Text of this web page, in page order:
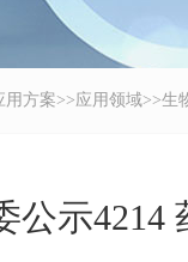
用方案>>应用领域>>生
公示4214